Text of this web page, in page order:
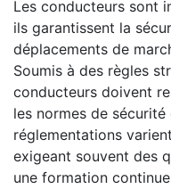
Les conducteurs sont
ils garantissent la
déplacements de
Soumis à des règles
conducteurs doivent
les normes de
réglementations
exigeant souvent des
une formation